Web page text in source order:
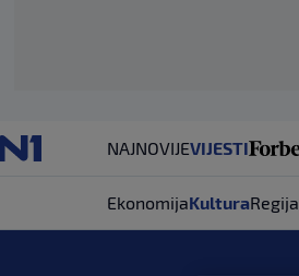
NAJNOVIJEVIJESTI
EkonomijaKulturaRegija